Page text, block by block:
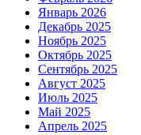
Январь 2026
Декабрь 2025
Ноябрь 2025
Октябрь 2025
Сентябрь 2025
Август 2025
Июль 2025
Май 2025
Апрель 2025